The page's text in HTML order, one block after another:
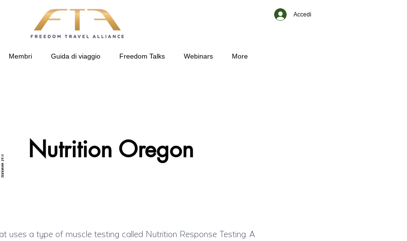
Accedi
Membri Guida di viaggio Freedom Talks Webinars More
Nutrition Oregon
uses a type of muscle testing called Nutrition Response Testing. A